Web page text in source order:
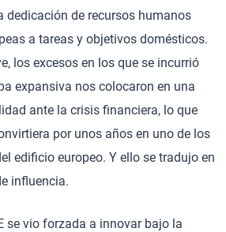
dedicación de recursos humanos
a tareas y objetivos domésticos.
los excesos en los que se incurrió
expansiva nos colocaron en una
ante la crisis financiera, lo que
por unos años en uno de los
edificio europeo. Y ello se tradujo en
influencia.
se vio forzada a innovar bajo la